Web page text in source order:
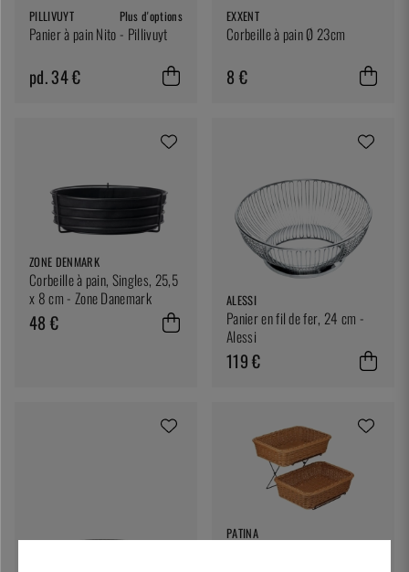
PILLIVUYT Plus d'options
Panier à pain Nito - Pillivuyt
pd. 34 €
EXXENT
Corbeille à pain Ø 23cm
8 €
ZONE DENMARK
Corbeille à pain, Singles, 25,5
x 8 cm - Zone Danemark
48 €
ALESSI
Panier en fil de fer, 24 cm -
Alessi
119 €
PATINA